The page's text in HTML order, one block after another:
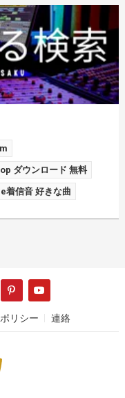
ダウンロード 無料
着信音 好きな曲
リシー 連絡